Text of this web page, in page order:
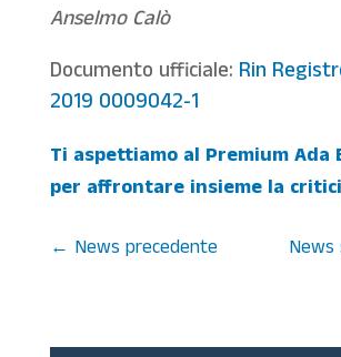
Anselmo Calò
Documento ufficiale: Rin
2019 0009042-1
Ti aspettiamo al Premium Ada
per affrontare insieme la
← News precedente News